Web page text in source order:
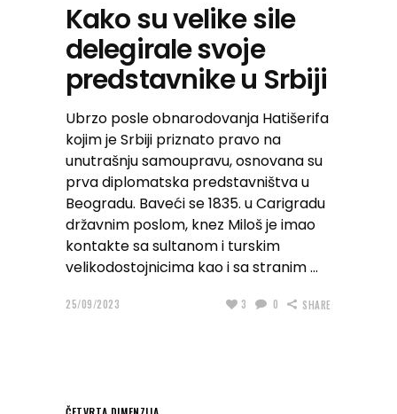
Kako su velike sile
delegirale svoje
predstavnike u Srbiji
Ubrzo posle obnarodovanja Hatišerifa
kojim je Srbiji priznato pravo na
unutrašnju samoupravu, osnovana su
prva diplomatska predstavništva u
Beogradu. Baveći se 1835. u Carigradu
državnim poslom, knez Miloš je imao
kontakte sa sultanom i turskim
velikodostojnicima kao i sa stranim
25/09/2023 3 0 SHARE